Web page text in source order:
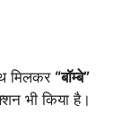
मिलकर “बॉम्बे”
भी किया है।